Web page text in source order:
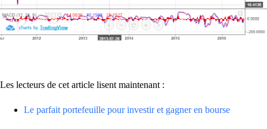
Les lecteurs de cet article lisent maintenant :
Le parfait portefeuille pour investir et gagner en bourse